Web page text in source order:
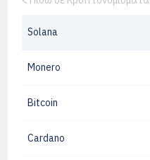
Solana
Monero
Bitcoin
Cardano